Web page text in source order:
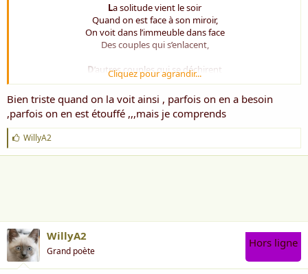
La solitude vient le soir
Quand on est face à son miroir,
On voit dans l’immeuble dans face
Des couples qui s’enlacent,
D’autres couples qui se déchirent
Et certains que plus rien n’inspire
Alors que chez moi rien ne se passe,
Je suis seule dans une impasse.
Dans la rue les scènes continues
Ils rôdent la comme des paumés
La solitude frappe quand je l’occulte
Cinglante comme une insulte,
Cliquez pour agrandir...
Bien triste quand on la voit ainsi , parfois on en a besoin
,parfois on en est étouffé ,,,mais je comprends
J
'
a
WillyA2
WillyA2
Grand poète
Hors ligne